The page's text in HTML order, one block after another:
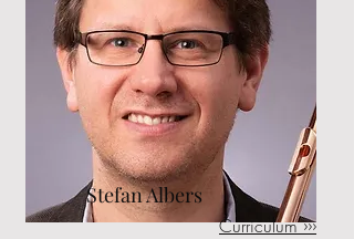
Stefan Albers
Curriculum ›››